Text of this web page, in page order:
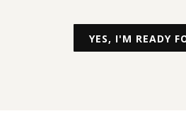
YES, I'M READY